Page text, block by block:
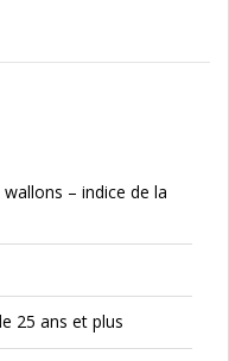
– indice de la
25 ans et plus